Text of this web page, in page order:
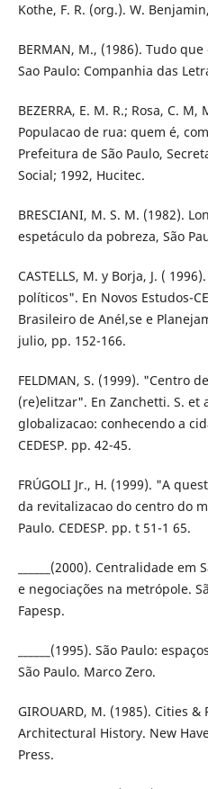
Kothe, F. R. (org.). W.
BERMAN, M., (1986). Tudo
Sao Paulo: Companhia das
BEZERRA, E. M. R.; Rosa, C.
Populacao de rua: quem é,
Prefeitura de São Paulo,
Social; 1992, Hucitec.
BRESCIANI, M. S. M. (1982).
espetáculo da pobreza, São
CASTELLS, M. y Borja, J. (
políticos". En Novos Estudos-
Brasileiro de Anél,se e
julio, pp. 152-166.
FELDMAN, S. (1999). "Centro
(re)elitzar". En Zanchetti. S. et
globalizacao: conhecendo a
CEDESP. pp. 42-45.
FRÚGOLI Jr., H. (1999). "A
da revitalizacao do centro do
Paulo. CEDESP. pp. t 51-1 65.
______(2000). Centralidade
e negociações na metrópole.
Fapesp.
______(1995). São Paulo:
São Paulo. Marco Zero.
GIROUARD, M. (1985). Cities &
Architectural History. New
Press.